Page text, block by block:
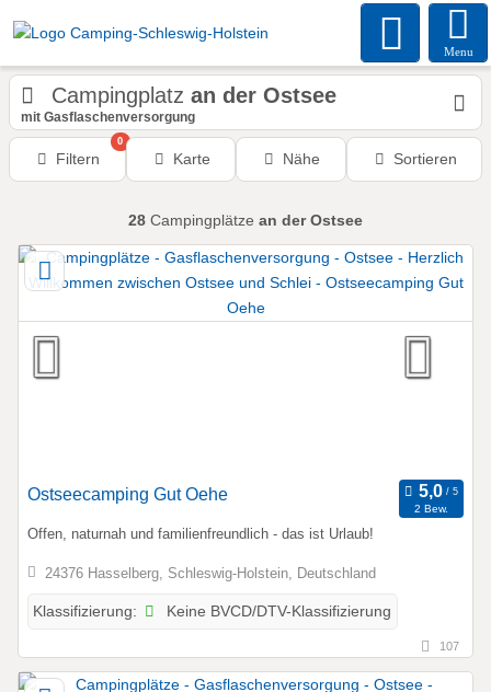
Menu
Campingplatz an der Ostsee
mit Gasflaschenversorgung
Filtern
0
Karte Nähe Sortieren
28 Campingplätze an der Ostsee
Ostseecamping Gut Oehe
2 Bew.
Offen, naturnah und familienfreundlich - das ist Urlaub!
24376 Hasselberg, Schleswig-Holstein, Deutschland
Klassifizierung: Keine BVCD/DTV-Klassifizierung
107